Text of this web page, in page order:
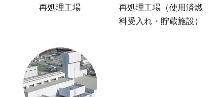
再処理工場
再処理工場（使用済燃
料受入れ・貯蔵施設）